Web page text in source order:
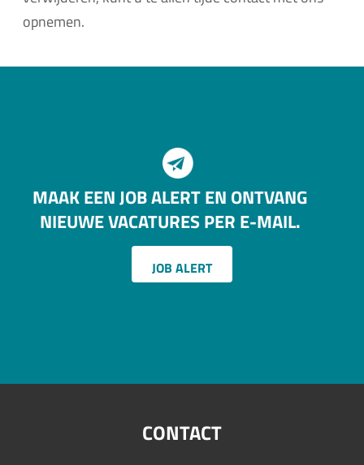
opnemen.
MAAK EEN JOB ALERT EN ONTVANG
NIEUWE VACATURES PER E-MAIL.
JOB ALERT
CONTACT